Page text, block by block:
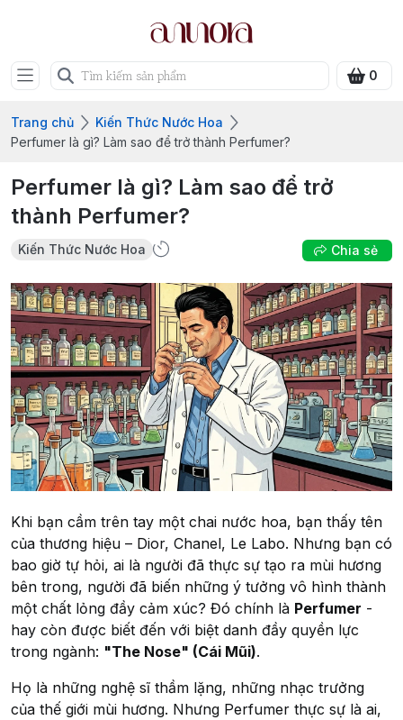
0
Trang chủ
Kiến Thức Nước Hoa
Perfumer là gì? Làm sao để trở thành Perfumer?
Perfumer là gì? Làm sao để trở
thành Perfumer?
Kiến Thức Nước Hoa Chia sẻ
Khi bạn cầm trên tay một chai nước hoa, bạn thấy tên
của thương hiệu – Dior, Chanel, Le Labo. Nhưng bạn có
bao giờ tự hỏi, ai là người đã thực sự tạo ra mùi hương
bên trong, người đã biến những ý tưởng vô hình thành
một chất lỏng đầy cảm xúc? Đó chính là Perfumer -
hay còn được biết đến với biệt danh đầy quyền lực
trong ngành: "The Nose" (Cái Mũi).
Họ là những nghệ sĩ thầm lặng, những nhạc trưởng
của thế giới mùi hương. Nhưng Perfumer thực sự là ai,